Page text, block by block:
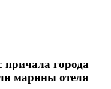
причала города
марины отеля